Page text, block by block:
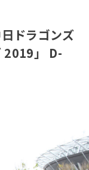
ドラゴンズ
2019」 D-